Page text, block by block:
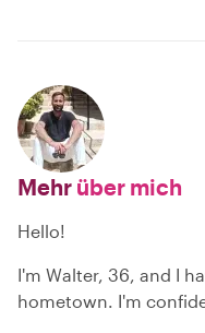
Mehr über mich
Hello!
I'm Walter, 36, and I
hometown. I'm